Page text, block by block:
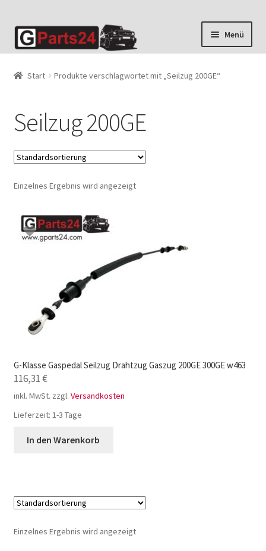
Zur
Navigation
Zum
Inhalt
Menü
Start Produkte verschlagwortet mit „Seilzug 200GE“
Seilzug 200GE
Einzelnes Ergebnis wird angezeigt
G-Klasse Gaspedal Seilzug Drahtzug Gaszug 200GE 300GE w463
116,31€
inkl. MwSt. zzgl. Versandkosten
Lieferzeit: 1-3 Tage
In den Warenkorb
Einzelnes Ergebnis wird angezeigt